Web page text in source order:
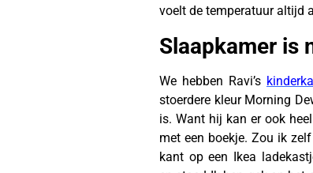
voelt de temperatuur altijd
Slaapkamer is
We hebben Ravi’s
stoerdere kleur Morning
is. Want hij kan er ook
met een boekje. Zou ik
kant op een Ikea